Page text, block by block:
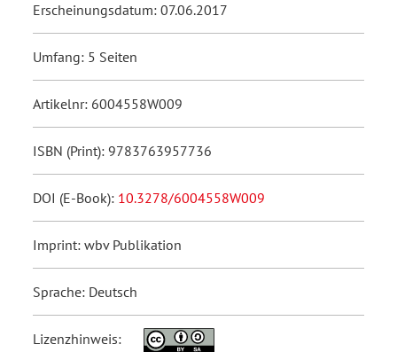
Erscheinungsdatum: 07.06.2017
Umfang: 5 Seiten
Artikelnr: 6004558W009
ISBN (Print): 9783763957736
DOI (E-Book): 10.3278/6004558W009
Imprint: wbv Publikation
Sprache: Deutsch
Lizenzhinweis: